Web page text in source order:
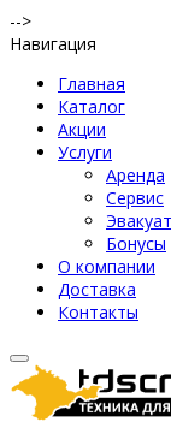
-->
Навигация
Главная
Каталог
Акции
Услуги
Аренда
Сервис
Бонусы
О компании
Доставка
Контакты